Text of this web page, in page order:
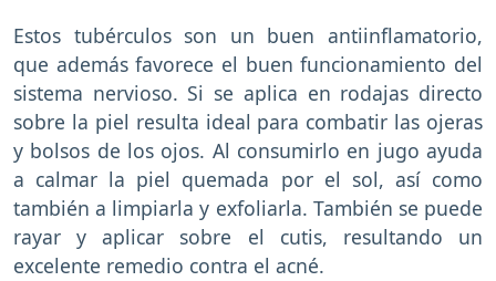
Estos tubérculos son un buen antiinflamatorio,
que además favorece el buen funcionamiento del
sistema nervioso. Si se aplica en rodajas directo
sobre la piel resulta ideal para combatir las ojeras
y bolsos de los ojos. Al consumirlo en jugo ayuda
a calmar la piel quemada por el sol, así como
también a limpiarla y exfoliarla. También se puede
rayar y aplicar sobre el cutis, resultando un
excelente remedio contra el acné.